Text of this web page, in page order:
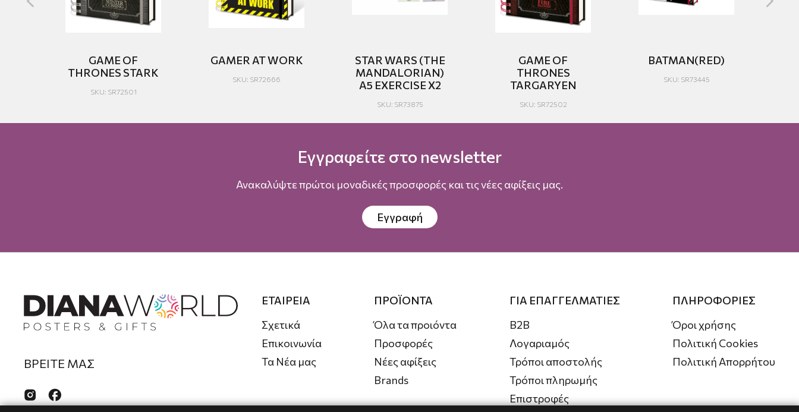
GAME OF
THRONES STARK
SKU: SR72501
GAMER AT WORK
SKU: SR72666
STAR WARS (THE
MANDALORIAN)
A5 EXERCISE X2
SKU: SR73875
GAME OF
THRONES
TARGARYEN
SKU: SR72502
BATMAN(RED)
SKU: SR73445
Εγγραφείτε στο newsletter
Ανακαλύψτε πρώτοι μοναδικές προσφορές και τις νέες αφίξεις μας.
Εγγραφή
ΒΡΕΙΤΕ ΜΑΣ
 
ΕΤΑΙΡΕΙΑ
Σχετικά
Επικοινωνία
Τα Νέα μας
ΠΡΟΪΟΝΤΑ
Όλα τα προιόντα
Προσφορές
Νέες αφίξεις
Brands
ΓΙΑ ΕΠΑΓΓΕΛΜΑΤΙΕΣ
B2B
Λογαριαμός
Τρόποι αποστολής
Τρόποι πληρωμής
Επιστροφές
ΠΛΗΡΟΦΟΡΙΕΣ
Όροι χρήσης
Πολιτική Cookies
Πολιτική Απορρήτου